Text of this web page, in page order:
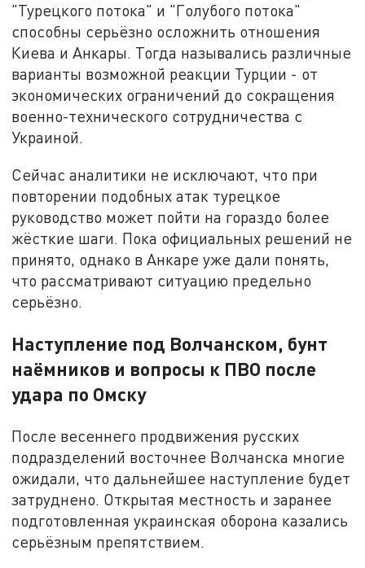
"Турецкого потока" и "Голубого потока"
способны серьёзно осложнить отношения
Киева и Анкары. Тогда назывались различные
варианты возможной реакции Турции - от
экономических ограничений до сокращения
военно-технического сотрудничества с
Украиной.
Сейчас аналитики не исключают, что при
повторении подобных атак турецкое
руководство может пойти на гораздо более
жёсткие шаги. Пока официальных решений не
принято, однако в Анкаре уже дали понять,
что рассматривают ситуацию предельно
серьёзно.
Наступление под Волчанском, бунт
наёмников и вопросы к ПВО после
удара по Омску
После весеннего продвижения русских
подразделений восточнее Волчанска многие
ожидали, что дальнейшее наступление будет
затруднено. Открытая местность и заранее
подготовленная украинская оборона казались
серьёзным препятствием.